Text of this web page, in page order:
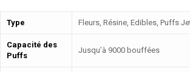
Type Fleurs, Résine, Edibles, Puffs
Capacité des
Puffs
Jusqu’à 9000 bouffées